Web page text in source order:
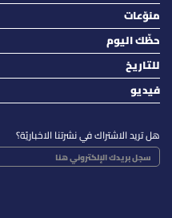
منوّعات
حظّك اليوم
للتاريخ
فيديو
هل تريد الاشتراك في نشرتنا الاخباريّة؟